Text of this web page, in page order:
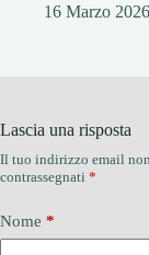
16 Marzo 2026
Lascia una risposta
Il tuo indirizzo email
contrassegnati *
Nome *